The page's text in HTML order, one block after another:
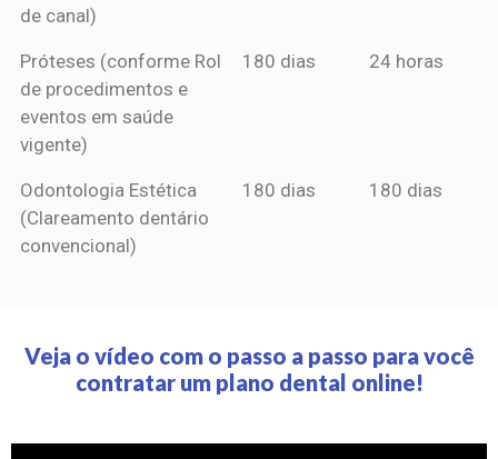
de canal)
Próteses (conforme Rol
de procedimentos e
eventos em saúde
vigente)
180 dias 24 horas
Odontologia Estética
(Clareamento dentário
convencional)
180 dias 180 dias
Veja o vídeo com o passo a passo para você
contratar um plano dental online!